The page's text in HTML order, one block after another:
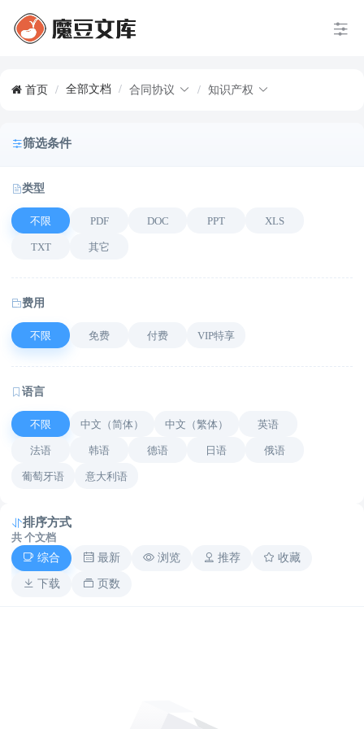
首页 / 全部文档 / 合同协议 / 知识产权
筛选条件
类型
不限 PDF DOC PPT XLS
TXT 其它
费用
不限 免费 付费 VIP特享
语言
不限 中文（简体） 中文（繁体） 英语
法语 韩语 德语 日语 俄语
葡萄牙语 意大利语
排序方式
共 个文档
综合
最新 浏览 推荐 收藏
下载 页数